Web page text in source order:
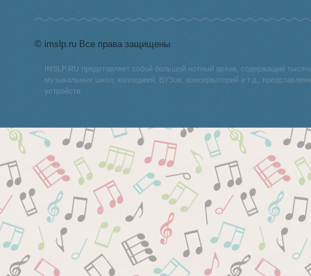
© imslp.ru Все права защищены
IMSLP.RU представляет собой большой нотный архив, содержащий
музыкальных школ, колледжей, ВУЗов, консерваторий и т.д.,
устройств.